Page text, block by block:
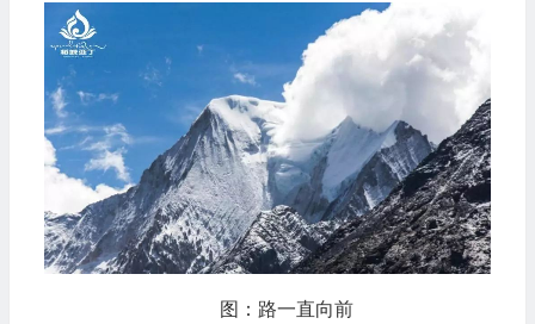
图：路一直向前